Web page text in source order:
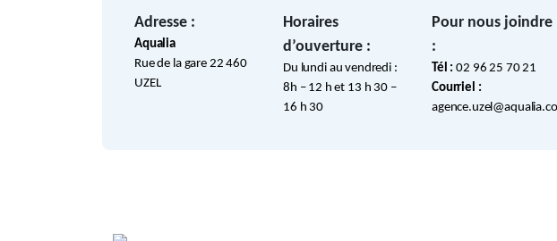
Adresse :
Aqualia
Rue de la gare 22 460
UZEL
Horaires
d’ouverture :
Du lundi au vendredi :
8h – 12 h et 13 h 30 –
16 h 30
Pour nous joindre
:
Tél :02 96 25 70 21
Courriel :